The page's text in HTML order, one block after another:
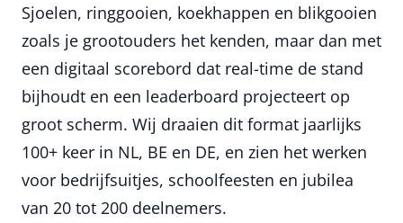
Sjoelen, ringgooien, koekhappen en blikgooien
zoals je grootouders het kenden, maar dan met
een digitaal scorebord dat real-time de stand
bijhoudt en een leaderboard projecteert op
groot scherm. Wij draaien dit format jaarlijks
100+ keer in NL, BE en DE, en zien het werken
voor bedrijfsuitjes, schoolfeesten en jubilea
van 20 tot 200 deelnemers.